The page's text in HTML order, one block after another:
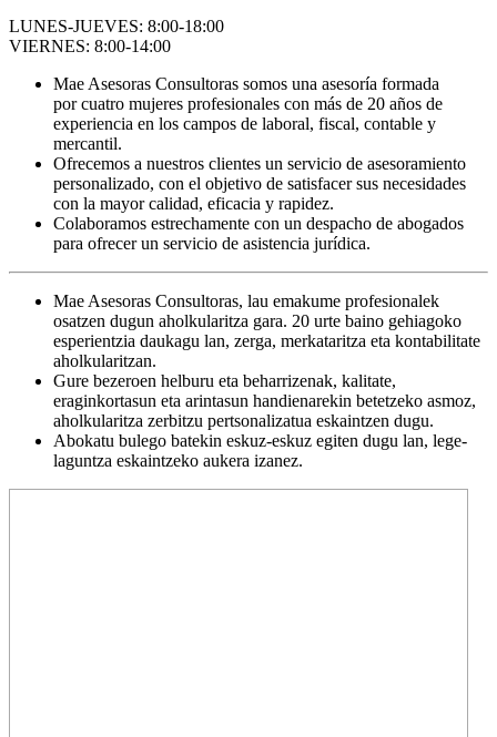
LUNES-JUEVES: 8:00-18:00
VIERNES: 8:00-14:00
Mae Asesoras Consultoras somos una asesoría formada
por cuatro mujeres profesionales con más de 20 años de
experiencia en los campos de laboral, fiscal, contable y
mercantil.
Ofrecemos a nuestros clientes un servicio de asesoramiento
personalizado, con el objetivo de satisfacer sus necesidades
con la mayor calidad, eficacia y rapidez.
Colaboramos estrechamente con un despacho de abogados
para ofrecer un servicio de asistencia jurídica.
Mae Asesoras Consultoras, lau emakume profesionalek
osatzen dugun aholkularitza gara. 20 urte baino gehiagoko
esperientzia daukagu lan, zerga, merkataritza eta kontabilitate
aholkularitzan.
Gure bezeroen helburu eta beharrizenak, kalitate,
eraginkortasun eta arintasun handienarekin betetzeko asmoz,
aholkularitza zerbitzu pertsonalizatua eskaintzen dugu.
Abokatu bulego batekin eskuz-eskuz egiten dugu lan, lege-
laguntza eskaintzeko aukera izanez.